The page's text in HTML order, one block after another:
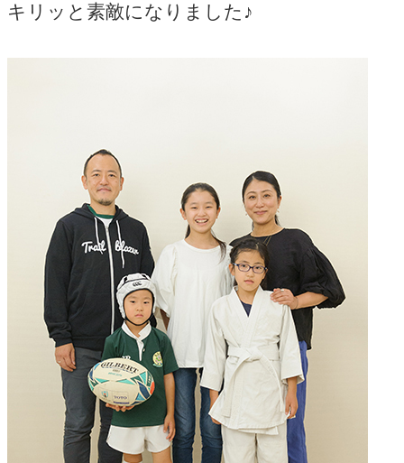
キリッと素敵になりました♪